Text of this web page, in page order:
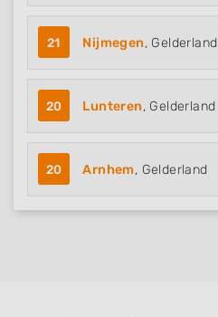
21 Nijmegen, Gelderland
20 Lunteren, Gelderland
20 Arnhem, Gelderland